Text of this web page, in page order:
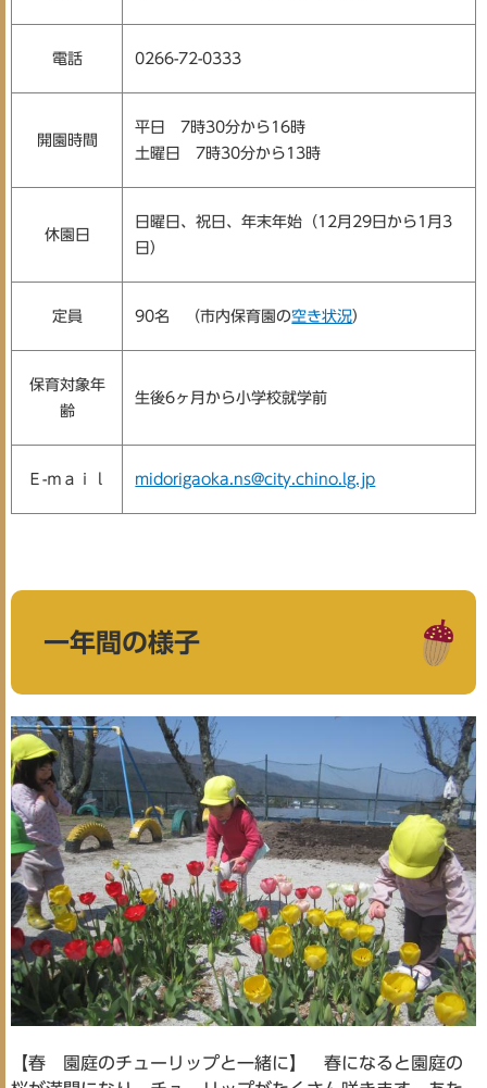
電話 0266-72-0333
開園時間
平日 7時30分から16時
土曜日 7時30分から13時
休園日
日曜日、祝日、年末年始（12月29日から1月3
日）
定員 90名 （市内保育園の空き状況）
保育対象年
齢
生後6ヶ月から小学校就学前
Ｅ-ｍａｉｌ midorigaoka.ns@city.chino.lg.jp
一年間の様子
【春 園庭のチューリップと一緒に】 春になると園庭の